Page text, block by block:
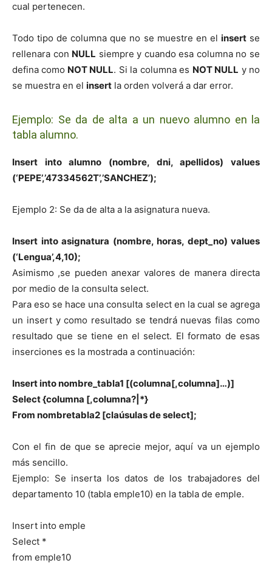
cual pertenecen.
Todo tipo de columna que no se muestre en el insertse
rellenara con NULL siempre y cuando esa columna no se
defina como NOT NULL. Si la columna es NOT NULL y no
se muestra en el insert la orden volverá a dar error.
Ejemplo: Se da de alta a un nuevo alumno en la
tabla alumno.
Insert into alumno (nombre, dni, apellidos) values
(‘PEPE’,’47334562T’,’SANCHEZ’);
Ejemplo 2: Se da de alta a la asignatura nueva.
Insert into asignatura (nombre, horas, dept_no) values
(‘Lengua’,4,10);
Asimismo ,se pueden anexar valores de manera directa
por medio de la consulta select.
Para eso se hace una consulta select en la cual se agrega
un insert y como resultado se tendrá nuevas filas como
resultado que se tiene en el select. El formato de esas
inserciones es la mostrada a continuación:
Insert into nombre_tabla1 [(columna[,columna]…)]
Select {columna [,columna?|*}
From nombretabla2 [claúsulas de select];
Con el fin de que se aprecie mejor, aquí va un ejemplo
más sencillo.
Ejemplo: Se inserta los datos de los trabajadores del
departamento 10 (tabla emple10) en la tabla de emple.
Insert into emple
Select *
from emple10